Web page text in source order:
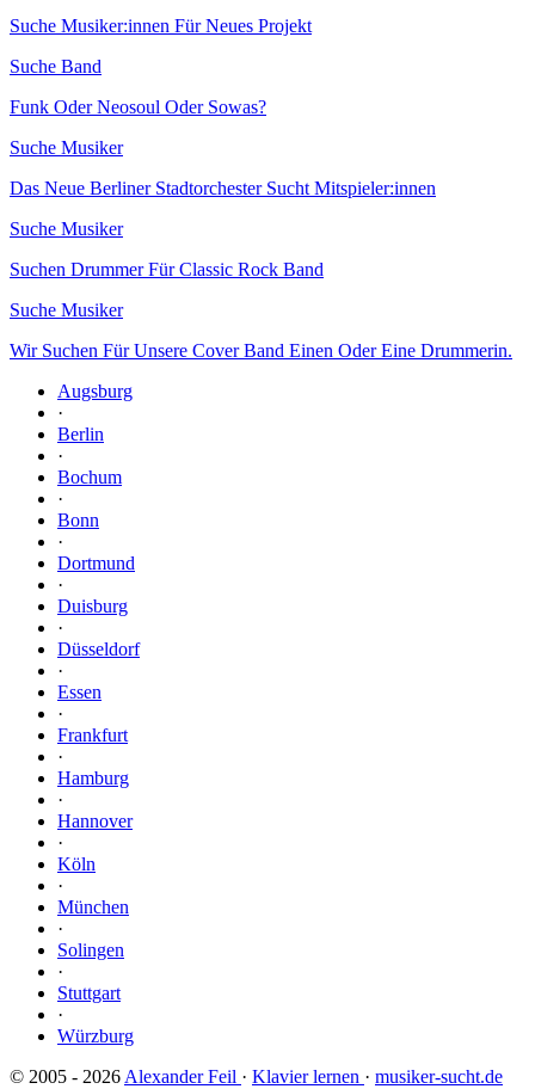
Suche Musiker:innen Für Neues Projekt
Suche Band
Funk Oder Neosoul Oder Sowas?
Suche Musiker
Das Neue Berliner Stadtorchester Sucht Mitspieler:innen
Suche Musiker
Suchen Drummer Für Classic Rock Band
Suche Musiker
Wir Suchen Für Unsere Cover Band Einen Oder Eine Drummerin.
Augsburg
·
Berlin
·
Bochum
·
Bonn
·
Dortmund
·
Duisburg
·
Düsseldorf
·
Essen
·
Frankfurt
·
Hamburg
·
Hannover
·
Köln
·
München
·
Solingen
·
Stuttgart
·
Würzburg
© 2005 - 2026Alexander Feil · Klavier lernen · musiker-sucht.de